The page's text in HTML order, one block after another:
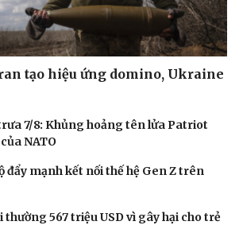
tạo hiệu ứng domino, Ukraine
7/8: Khủng hoảng tên lửa Patriot
NATO
đẩy mạnh kết nối thế hệ Gen Z trên
thường 567 triệu USD vì gây hại cho trẻ